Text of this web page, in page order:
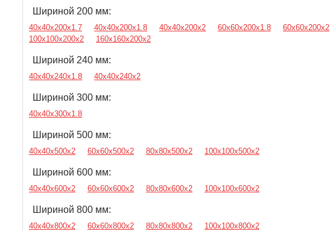
Шириной 200 мм:
40х40х200х1.7 40х40х200х1.8 40х40х200х2 60х60х200х1.8 60х60х200х2
100х100х200х2
160х160х200х2
Шириной 240 мм:
40х40х240х1.8 40х40х240х2
Шириной 300 мм:
40х40х300х1.8
Шириной 500 мм:
40х40х500х2 60х60х500х2 80х80х500х2 100х100х500х2
Шириной 600 мм:
40х40х600х2 60х60х600х2 80х80х600х2 100х100х600х2
Шириной 800 мм:
40х40х800х2 60х60х800х2 80х80х800х2 100х100х800х2